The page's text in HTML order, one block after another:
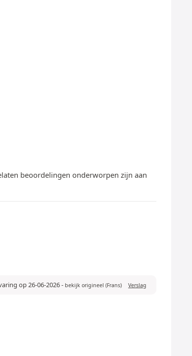
beoordelingen onderworpen zijn aan
op 26-06-2026- bekijk origineel (Frans) Verslag